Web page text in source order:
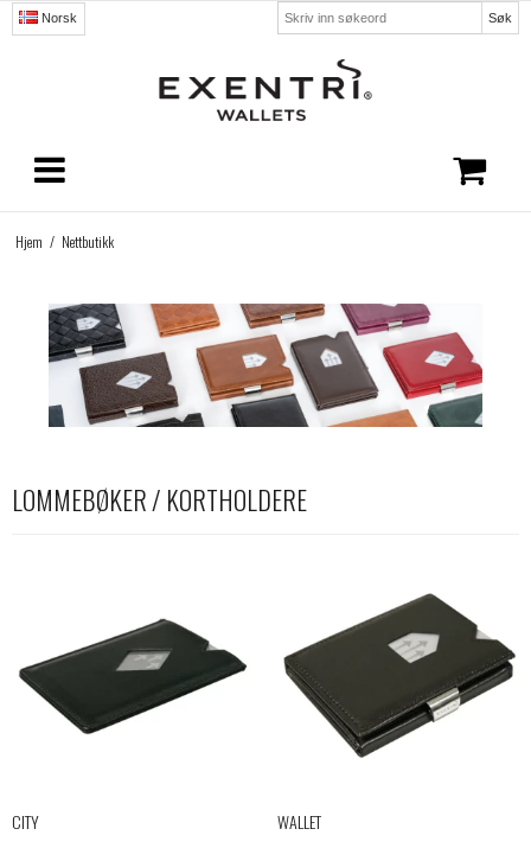
Norsk Søk
Hjem / Nettbutikk
LOMMEBØKER / KORTHOLDERE
CITY WALLET